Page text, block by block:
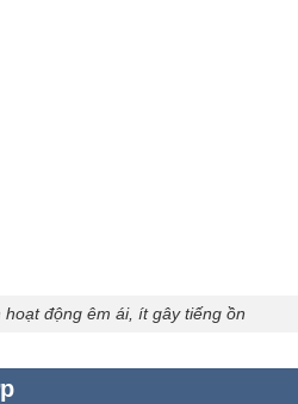
hoạt động êm ái, ít gây tiếng ồn